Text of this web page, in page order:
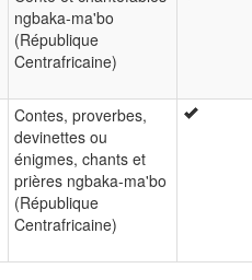
ngbaka-ma'bo
(République
Centrafricaine)
Contes, proverbes,
devinettes ou
énigmes, chants et
prières ngbaka-ma'bo
(République
Centrafricaine)